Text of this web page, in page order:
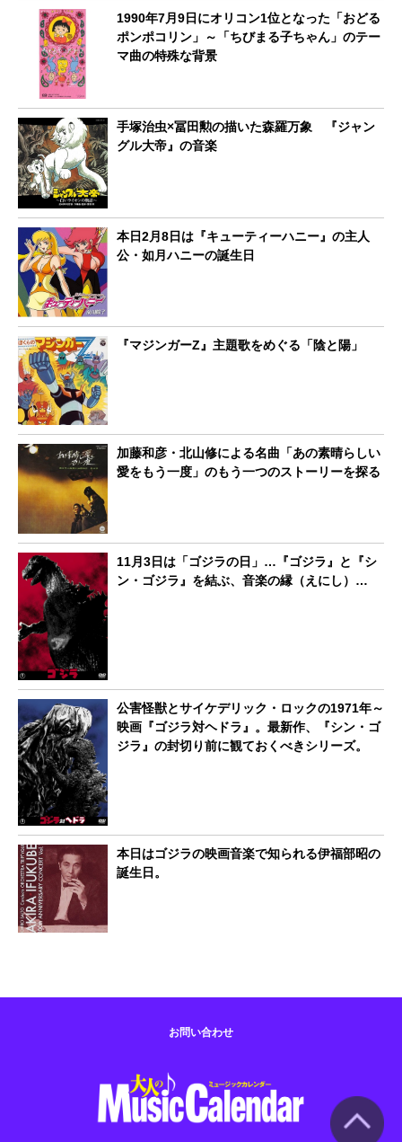
1990年7月9日にオリコン1位となった「おどる
ポンポコリン」～「ちびまる子ちゃん」のテー
マ曲の特殊な背景
手塚治虫×冨田勲の描いた森羅万象 『ジャン
グル大帝』の音楽
本日2月8日は『キューティーハニー』の主人
公・如月ハニーの誕生日
『マジンガーZ』主題歌をめぐる「陰と陽」
加藤和彦・北山修による名曲「あの素晴らしい
愛をもう一度」のもう一つのストーリーを探る
11月3日は「ゴジラの日」…『ゴジラ』と『シ
ン・ゴジラ』を結ぶ、音楽の縁（えにし）…
公害怪獣とサイケデリック・ロックの1971年～
映画『ゴジラ対ヘドラ』。最新作、『シン・ゴ
ジラ』の封切り前に観ておくべきシリーズ。
本日はゴジラの映画音楽で知られる伊福部昭の
誕生日。
お問い合わせ